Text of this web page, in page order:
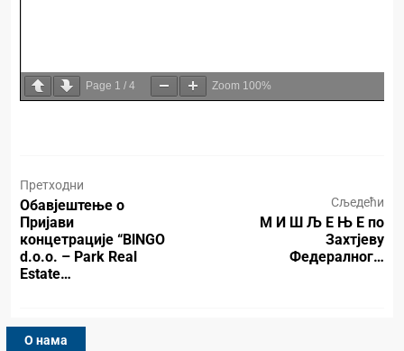
Page 1 / 4 Zoom 100%
Претходни
Обавјештење о
Пријави
концетрације “BlNGO
d.o.o. – Park Real
Estate…
Сљедећи
М И Ш Љ Е Њ Е по
Захтјеву
Федералног…
О нама